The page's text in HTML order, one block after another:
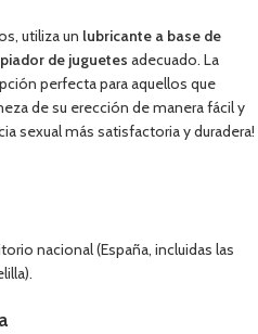
utiliza un lubricante a base de
de juguetes adecuado. La
perfecta para aquellos que
de su erección de manera fácil y
sexual más satisfactoria y duradera!
nacional (España, incluidas las